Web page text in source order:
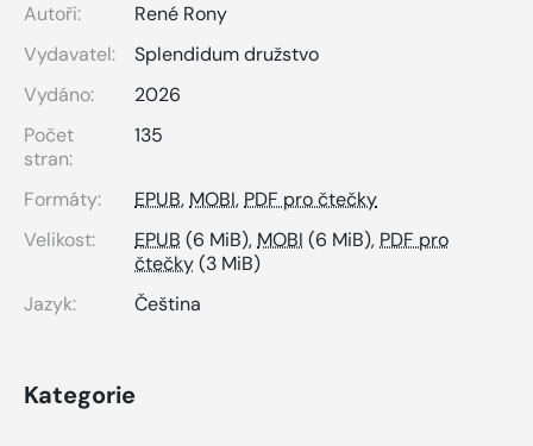
Autoři:
René Rony
Vydavatel:
Splendidum družstvo
Vydáno:
2026
Počet
stran:
135
Formáty: EPUB,MOBI,PDF pro čtečky
Velikost:
EPUB (6 MiB),MOBI (6 MiB),PDF pro
čtečky(3 MiB)
Jazyk:
Čeština
Kategorie